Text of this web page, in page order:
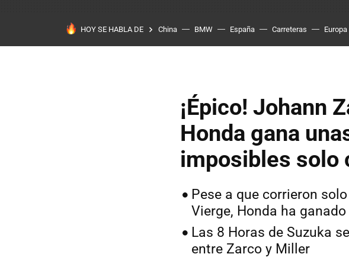
HOY SE HABLA DE China BMW España Carreteras Europa
¡Épico! Johann
Honda gana
imposibles solo
Pese a que corrieron
Vierge, Honda ha
Las 8 Horas de Suzuka
entre Zarco y Miller